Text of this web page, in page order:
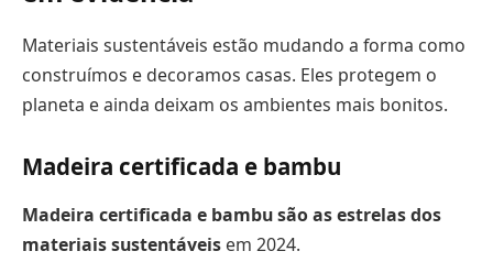
Materiais sustentáveis estão mudando a forma como
construímos e decoramos casas. Eles protegem o
planeta e ainda deixam os ambientes mais bonitos.
Madeira certificada e bambu
Madeira certificada e bambu são as estrelas dos
materiais sustentáveis em 2024.